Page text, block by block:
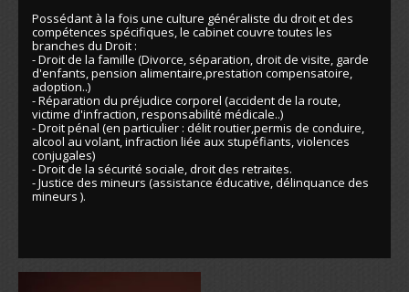
Possédant à la fois une culture généraliste du droit et des
compétences spécifiques, le cabinet couvre toutes les
branches du Droit :
- Droit de la famille (Divorce, séparation, droit de visite, garde
d'enfants, pension alimentaire,prestation compensatoire,
adoption..)
- Réparation du préjudice corporel (accident de la route,
victime d'infraction, responsabilité médicale..)
- Droit pénal (en particulier : délit routier,permis de conduire,
alcool au volant, infraction liée aux stupéfiants, violences
conjugales)
- Droit de la sécurité sociale, droit des retraites.
- Justice des mineurs (assistance éducative, délinquance des
mineurs ).